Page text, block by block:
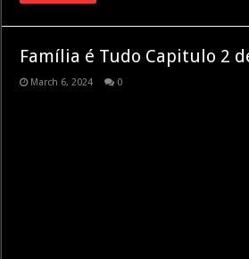
Família é Tudo Capitulo 2
March 6, 2024 0